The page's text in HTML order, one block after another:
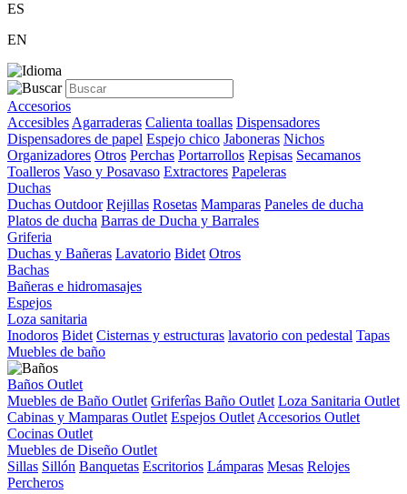
ES
EN
Accesorios
Accesibles Agarraderas Calienta toallas Dispensadores
Dispensadores de papel Espejo chico Jaboneras Nichos
Organizadores Otros Perchas Portarrollos Repisas Secamanos
Toalleros Vaso y Posavaso Extractores Papeleras
Duchas
Duchas Outdoor Rejillas Rosetas Mamparas Paneles de ducha
Platos de ducha Barras de Ducha y Barrales
Griferia
Duchas y Bañeras Lavatorio Bidet Otros
Bachas
Bañeras e hidromasajes
Espejos
Loza sanitaria
Inodoros Bidet Cisternas y estructuras lavatorio con pedestal Tapas
Muebles de baño
Baños Outlet
Muebles de Baño Outlet Griferîas Baño Outlet Loza Sanitaria Outlet
Cabinas y Mamparas Outlet Espejos Outlet Accesorios Outlet
Cocinas Outlet
Muebles de Diseño Outlet
Sillas Sillón Banquetas Escritorios Lámparas Mesas Relojes
Percheros